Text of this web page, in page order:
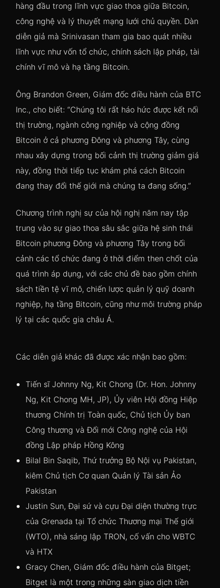
hàng đầu trong lĩnh vực giao thoa giữa Bitcoin,
công nghệ và lý thuyết mạng lưới chủ quyền. Dàn
diễn giả mà Srinivasan tham gia bao quát nhiều
lĩnh vực như vốn tổ chức, chính sách lập pháp, tài
chính vĩ mô và hạ tầng Bitcoin.
Ông Brandon Green, Giám đốc điều hành của BTC
Inc., cho biết: “Chúng tôi rất háo hức được kết nối
thị trường, ngành công nghiệp và cộng đồng
Bitcoin ở cả phương Đông và phương Tây, cùng
nhau xây dựng trong bối cảnh thị trường giảm giá
này, đồng thời tiếp tục khám phá cách Bitcoin
đang thay đổi thế giới mà chúng ta đang sống.”
Chương trình nghị sự của hội nghị năm nay tập
trung vào sự giao thoa sâu sắc giữa hệ sinh thái
Bitcoin phương Đông và phương Tây trong bối
cảnh các tổ chức đang ở thời điểm then chốt của
quá trình áp dụng, với các chủ đề bao gồm chính
sách tiền tệ vĩ mô, chiến lược quản lý quỹ doanh
nghiệp, hạ tầng Bitcoin, cũng như môi trường pháp
lý tại các quốc gia châu Á.
Các diễn giả khác đã được xác nhận bao gồm:
Tiến sĩ Johnny Ng, Kit Chong (Dr. Hon. Johnny
Ng, Kit Chong MH, JP), Ủy viên Hội đồng Hiệp
thương Chính trị Toàn quốc, Chủ tịch Ủy ban
Công thương và Đổi mới Công nghệ của Hội
đồng Lập pháp Hồng Kông
Bilal Bin Saqib, Thứ trưởng Bộ Nội vụ Pakistan,
kiêm Chủ tịch Cơ quan Quản lý Tài sản Ảo
Pakistan
Justin Sun, Đại sứ và cựu Đại diện thường trực
của Grenada tại Tổ chức Thương mại Thế giới
(WTO), nhà sáng lập TRON, cố vấn cho WBTC
và HTX
Gracy Chen, Giám đốc điều hành của Bitget;
Bitget là một trong những sàn giao dịch tiền